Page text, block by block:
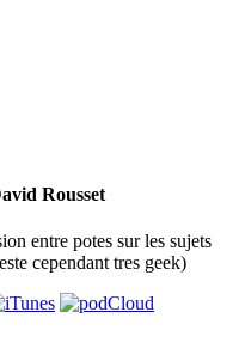
Rousset
entre potes sur les sujets
cependant tres geek)